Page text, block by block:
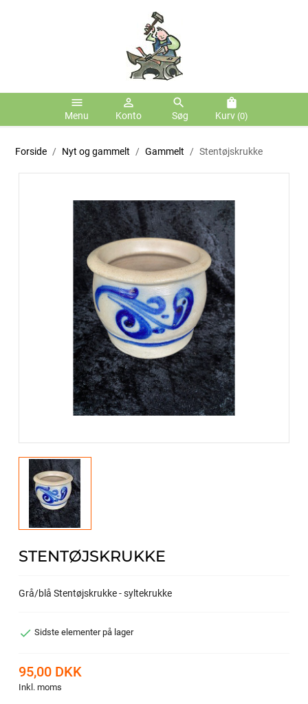
menu
Menu
person_outline
Konto
search
Søg
shopping_bag
Kurv (0)
Forside Nyt og gammelt Gammelt Stentøjskrukke
STENTØJSKRUKKE
Grå/blå Stentøjskrukke - syltekrukke
 Sidste elementer på lager
95,00 DKK
Inkl. moms